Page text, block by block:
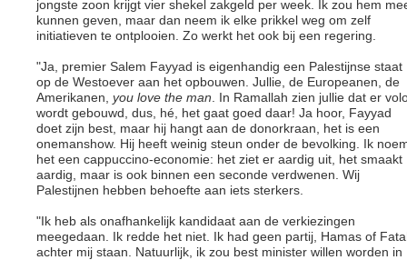
jongste zoon krijgt vier shekel zakgeld per week. Ik zou hem
kunnen geven, maar dan neem ik elke prikkel weg om zelf
initiatieven te ontplooien. Zo werkt het ook bij een regering.
"Ja, premier Salem Fayyad is eigenhandig een Palestijnse staat
op de Westoever aan het opbouwen. Jullie, de Europeanen, de
Amerikanen, you love the man. In Ramallah zien jullie dat er
wordt gebouwd, dus, hé, het gaat goed daar! Ja hoor, Fayyad
doet zijn best, maar hij hangt aan de donorkraan, het is een
onemanshow. Hij heeft weinig steun onder de bevolking. Ik
het een cappuccino-economie: het ziet er aardig uit, het smaakt
aardig, maar is ook binnen een seconde verdwenen. Wij
Palestijnen hebben behoefte aan iets sterkers.
"Ik heb als onafhankelijk kandidaat aan de verkiezingen
meegedaan. Ik redde het niet. Ik had geen partij, Hamas of
achter mij staan. Natuurlijk, ik zou best minister willen worden in